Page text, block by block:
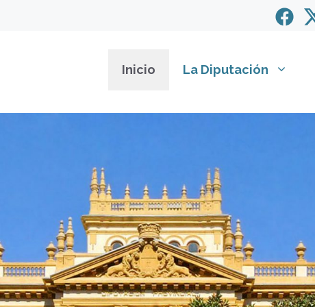
Inicio La Diputación